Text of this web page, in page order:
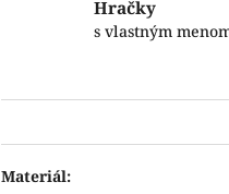
Hračky
s vlastným
Materiál: